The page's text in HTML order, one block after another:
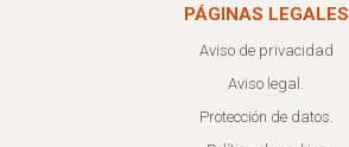
PÁGINAS LEGALES
Aviso de privacidad
Aviso legal.
Protección de datos.